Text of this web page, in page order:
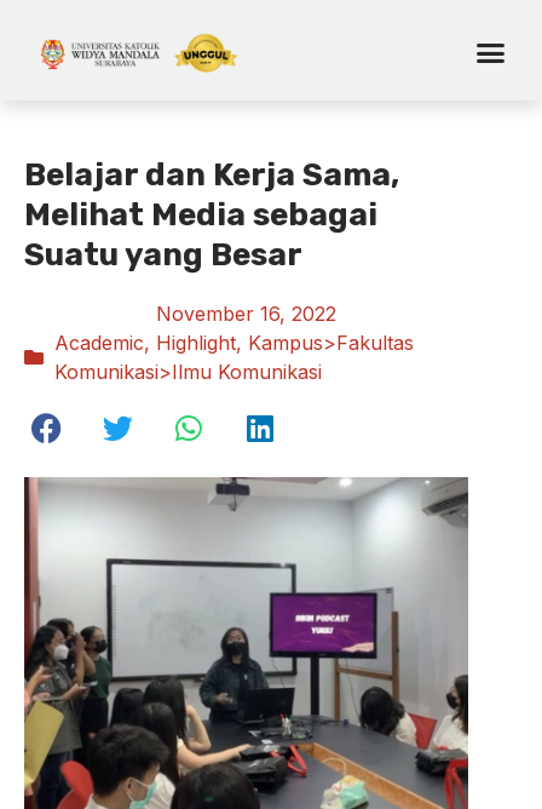
Belajar dan Kerja Sama,
Melihat Media sebagai
Suatu yang Besar
November 16, 2022
Academic, Highlight, Kampus>Fakultas
Komunikasi>Ilmu Komunikasi